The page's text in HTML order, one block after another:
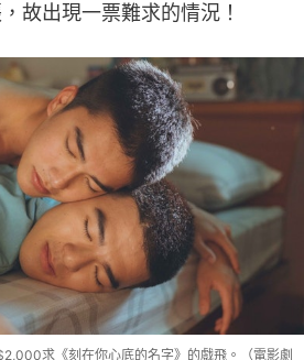
故出現一票難求的情況！
求《刻在你心底的名字》的戲飛。（電影劇